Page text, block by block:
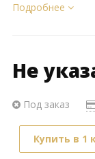
Подробнее
Не
Под заказ
Купить в 1